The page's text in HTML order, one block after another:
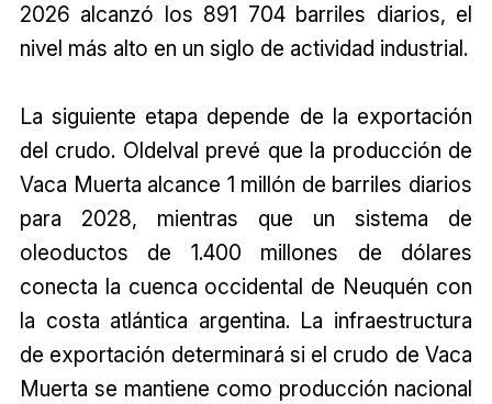
2026 alcanzó los 891 704 barriles diarios, el
nivel más alto en un siglo de actividad industrial.
La siguiente etapa depende de la exportación
del crudo. Oldelval prevé que la producción de
Vaca Muerta alcance 1 millón de barriles diarios
para 2028, mientras que un sistema de
oleoductos de 1.400 millones de dólares
conecta la cuenca occidental de Neuquén con
la costa atlántica argentina. La infraestructura
de exportación determinará si el crudo de Vaca
Muerta se mantiene como producción nacional